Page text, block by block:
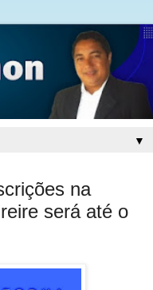
▼
na
será até o